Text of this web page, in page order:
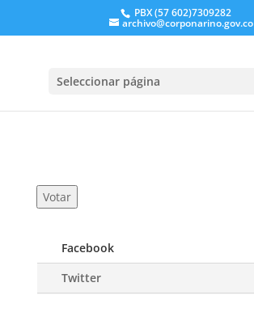
PBX (57 602)7309282
archivo@corponarino.gov.co
Seleccionar página
Votar
Facebook
Twitter